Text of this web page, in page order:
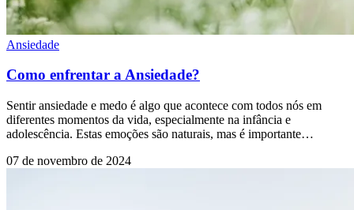
Ansiedade
Como enfrentar a Ansiedade?
Sentir ansiedade e medo é algo que acontece com todos nós em
diferentes momentos da vida, especialmente na infância e
adolescência. Estas emoções são naturais, mas é importante…
07 de novembro de 2024